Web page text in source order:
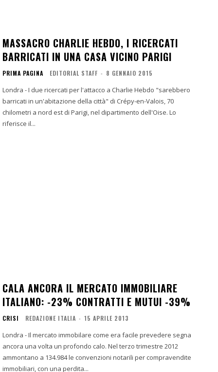
MASSACRO CHARLIE HEBDO, I RICERCATI
BARRICATI IN UNA CASA VICINO PARIGI
PRIMA PAGINA EDITORIAL STAFF - 8 GENNAIO 2015
Londra - I due ricercati per l'attacco a Charlie Hebdo "sarebbero
barricati in un'abitazione della città" di Crépy-en-Valois, 70
chilometri a nord est di Parigi, nel dipartimento dell'Oise. Lo
riferisce il...
CALA ANCORA IL MERCATO IMMOBILIARE
ITALIANO: -23% CONTRATTI E MUTUI -39%
CRISI REDAZIONE ITALIA - 15 APRILE 2013
Londra - Il mercato immobilare come era facile prevedere segna
ancora una volta un profondo calo. Nel terzo trimestre 2012
ammontano a 134.984 le convenzioni notarili per compravendite
immobiliari, con una perdita...